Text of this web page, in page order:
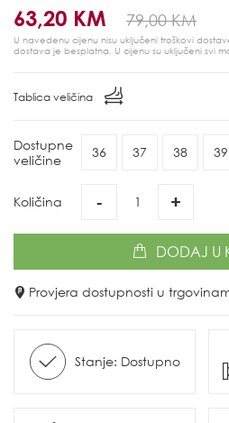
63,20 KM 79,00 KM
U navedenu cijenu nisu uključeni troškovi
dostava je besplatna. U cijenu su uključeni svi
Tablica veličina
Dostupne
veličine
36 37 38 39
Količina - +
DODAJ U
Provjera dostupnosti u
Stanje: Dostupno